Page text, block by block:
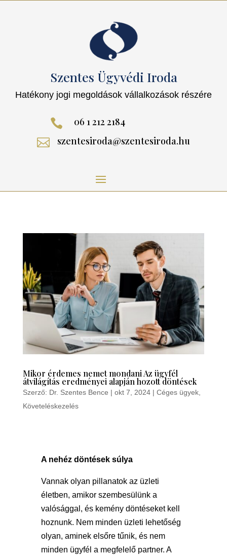
Szentes Ügyvédi Iroda
Hatékony jogi megoldások vállalkozások részére
 06 1 212 2184
 szentesiroda@szentesiroda.hu
Mikor érdemes nemet mondani Az ügyfél
átvilágítás eredményei alapján hozott döntések
Szerző: Dr. Szentes Bence | okt 7, 2024| Céges ügyek,
Követeléskezelés
A nehéz döntések súlya
Vannak olyan pillanatok az üzleti
életben, amikor szembesülünk a
valósággal, és kemény döntéseket kell
hoznunk. Nem minden üzleti lehetőség
olyan, aminek elsőre tűnik, és nem
minden ügyfél a megfelelő partner. A